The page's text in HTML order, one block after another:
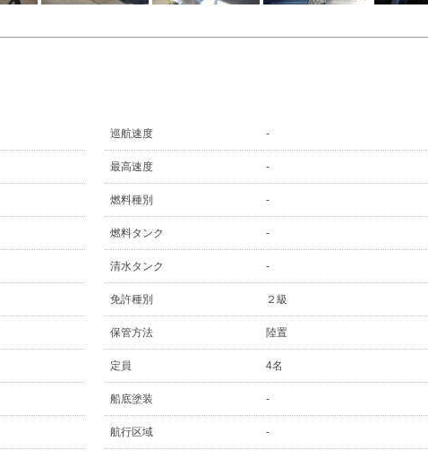
巡航速度 -
最高速度 -
燃料種別 -
燃料タンク -
清水タンク -
免許種別 ２級
保管方法 陸置
定員 4名
船底塗装 -
航行区域 -